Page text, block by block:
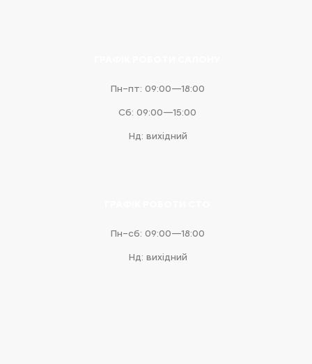
Пн–пт: 09:00—18:00
Сб: 09:00—15:00
Нд: вихідний
Пн–сб: 09:00—18:00
Нд: вихідний